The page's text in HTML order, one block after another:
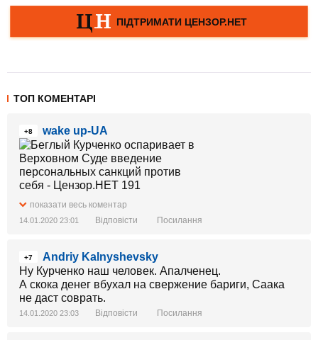
ТОП КОМЕНТАРІ
+8 wake up-UA
показати весь коментар
14.01.2020 23:01 Відповісти Посилання
+7
Andriy Kalnyshevsky
Ну Курченко наш человек. Апалченец.
А скока денег вбухал на свержение бариги, Саака
не даст соврать.
14.01.2020 23:03 Відповісти Посилання